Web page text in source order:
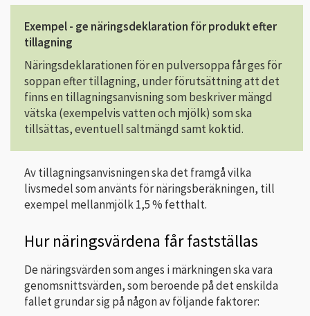
Exempel - ge näringsdeklaration för produkt efter
tillagning
Näringsdeklarationen för en pulversoppa får ges för
soppan efter tillagning, under förutsättning att det
finns en tillagningsanvisning som beskriver mängd
vätska (exempelvis vatten och mjölk) som ska
tillsättas, eventuell saltmängd samt koktid.
Av tillagningsanvisningen ska det framgå vilka
livsmedel som använts för näringsberäkningen, till
exempel mellanmjölk 1,5 % fetthalt.
Hur näringsvärdena får fastställas
De näringsvärden som anges i märkningen ska vara
genomsnittsvärden, som beroende på det enskilda
fallet grundar sig på någon av följande faktorer: